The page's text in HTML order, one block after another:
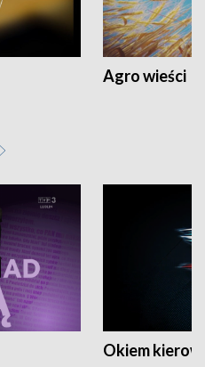
Agro wieści
Okiem